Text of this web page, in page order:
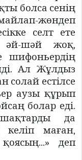
болса сенің
жөндеп
селт ете
әй-шәй жоқ,
шифоньердің
Ал Жұлдыз
солай естілсе
аузы құрып
болар еді.
да
келіп маған,
деп